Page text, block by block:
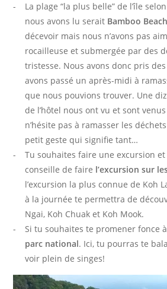
La plage “la plus belle” de l’île
nous avons lu serait Bamboo Beach
décevoir mais nous n’avons pas
rocailleuse et submergée par des
tristesse. Nous avons donc pris
avons passé un après-midi à
que nous pouvions trouver. Une
de l’hôtel nous ont vu et sont
n’hésite pas à ramasser les
petit geste qui signifie tant…
Tu souhaites faire une excursion et
conseille de faire l’excursion sur
l’excursion la plus connue de Koh
à la journée te permettra de
Ngai, Koh Chuak et Koh Mook.
Si tu souhaites te promener fonce à
parc national. Ici, tu pourras te
voir plein de singes!